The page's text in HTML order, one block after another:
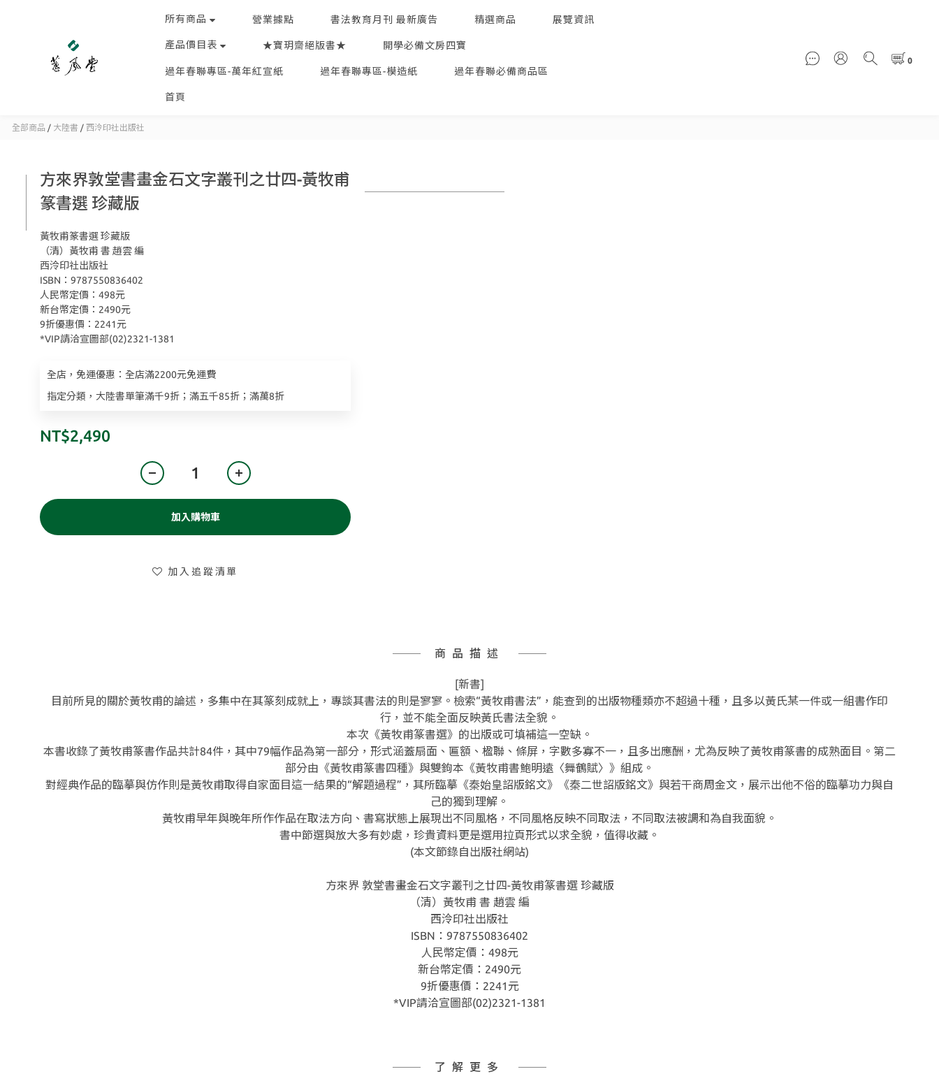
所有商品 營業據點 書法教育月刊 最新廣告 精選商品 展覽資訊
產品價目表 ★寶玥齋絕版書★ 開學必備文房四寶
過年春聯專區-萬年紅宣紙 過年春聯專區-模造紙 過年春聯必備商品區
首頁
全部商品 / 大陸書 / 西泠印社出版社
方來界敦堂書畫金石文字叢刊之廿四-黃牧甫
篆書選 珍藏版
黃牧甫篆書選 珍藏版
（清）黃牧甫 書 趙雲 編
西泠印社出版社
ISBN：9787550836402
人民幣定價：498元
新台幣定價：2490元
9折優惠價：2241元
*VIP請洽宣圖部(02)2321-1381
全店，免運優惠：全店滿2200元免運費
指定分類，大陸書單筆滿千9折；滿五千85折；滿萬8折
NT$2,490
加入購物車
加入追蹤清單
商品描述
[新書]
目前所見的關於黃牧甫的論述，多集中在其篆刻成就上，專談其書法的則是寥寥。檢索“黃牧甫書法”，能查到的出版物種類亦不超過十種，且多以黃氏某一件或一組書作印
行，並不能全面反映黃氏書法全貌。
本次《黃牧甫篆書選》的出版或可填補這一空缺。
本書收錄了黃牧甫篆書作品共計84件，其中79幅作品為第一部分，形式涵蓋扇面、匾額、楹聯、條屏，字數多寡不一，且多出應酬，尤為反映了黃牧甫篆書的成熟面目。第二
部分由《黃牧甫篆書四種》與雙鉤本《黃牧甫書鮑明遠〈舞鶴賦〉》組成。
對經典作品的臨摹與仿作則是黃牧甫取得自家面目這一結果的“解題過程”，其所臨摹《秦始皇詔版銘文》《秦二世詔版銘文》與若干商周金文，展示出他不俗的臨摹功力與自
己的獨到理解。
黃牧甫早年與晚年所作作品在取法方向、書寫狀態上展現出不同風格，不同風格反映不同取法，不同取法被調和為自我面貌。
書中節選與放大多有妙處，珍貴資料更是選用拉頁形式以求全貌，值得收藏。
(本文節錄自出版社網站)
方來界 敦堂書畫金石文字叢刊之廿四-黃牧甫篆書選 珍藏版
（清）黃牧甫 書 趙雲 編
西泠印社出版社
ISBN：9787550836402
人民幣定價：498元
新台幣定價：2490元
9折優惠價：2241元
*VIP請洽宣圖部(02)2321-1381
了解更多